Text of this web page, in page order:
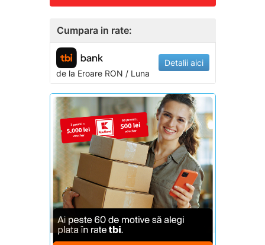
Cumpara in rate:
de la EroareRON / Luna
Detalii aici